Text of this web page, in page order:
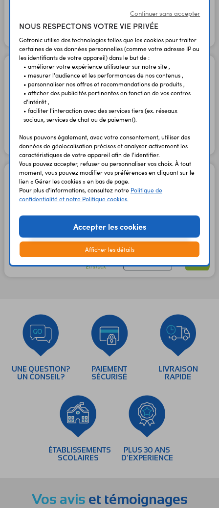
TTC 875,00 €
Boîtier Lattepanda Sigma
FIT0949
Code : 38968
31,80 € TTC 26,50 €
En stock
Câble d'alimentation
FIT0947
pour LattePanda Sigma
2,20 € TTC 1,83 € HT
En stock
UNE QUESTION?
UN CONSEIL?
PAIEMENT
SÉCURISÉ
LIVRAISON
RAPIDE
ÉTABLISSEMENTS
SCOLAIRES
PLUS 30 ANS
D’EXPERIENCE
Vos avis et témoignages
Continuer sans accepter
NOUS RESPECTONS VOTRE VIE PRIVÉE
Gotronic utilise des technologies telles que les cookies pour traiter
certaines de vos données personnelles (comme votre adresse IP ou
les identifiants de votre appareil) dans le but de :
• améliorer votre expérience utilisateur sur notre site ,
• mesurer l'audience et les performances de nos contenus ,
• personnaliser nos offres et recommandations de produits ,
• afficher des publicités pertinentes en fonction de vos centres
d'intérêt ,
• faciliter l'interaction avec des services tiers (ex. réseaux
sociaux, services de chat ou de paiement).
Nous pouvons également, avec votre consentement, utiliser des
données de géolocalisation précises et analyser activement les
caractéristiques de votre appareil afin de l'identifier.
Vous pouvez accepter, refuser ou personnaliser vos choix. À tout
moment, vous pouvez modifier vos préférences en cliquant sur le
lien « Gérer les cookies » en bas de page.
Pour plus d'informations, consultez notre Politique de
confidentialité et notre Politique cookies.
Accepter les cookies
Afficher les détails